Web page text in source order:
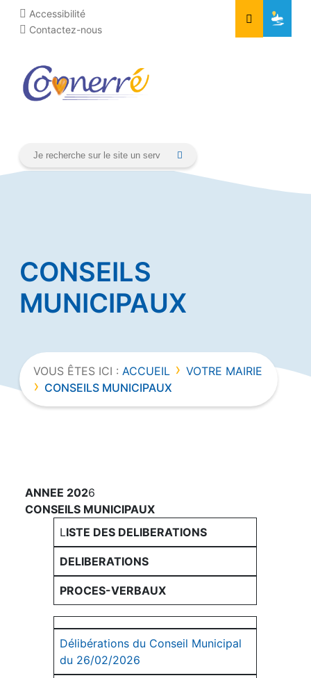
Aller Accessibilité
Contactez-nous
CONSEILS
MUNICIPAUX
VOUS ÊTES ICI : ACCUEIL ›VOTRE MAIRIE
› CONSEILS MUNICIPAUX
ANNEE 2026
CONSEILS MUNICIPAUX
LISTE DES DELIBERATIONS
DELIBERATIONS
PROCES-VERBAUX
Délibérations du Conseil Municipal
du 26/02/2026
Cookies management panel